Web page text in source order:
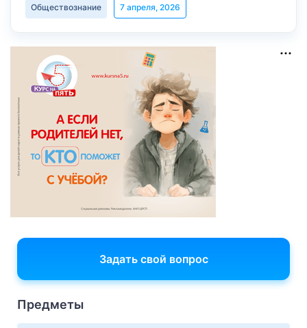
Обществознание 7 апреля, 2026
Задать свой вопрос
Предметы